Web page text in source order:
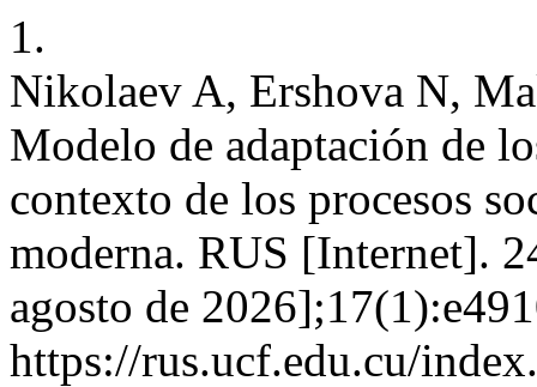
1.
Nikolaev A, Ershova N,
Modelo de adaptación de
contexto de los procesos
moderna. RUS [Internet].
agosto de
https://rus.ucf.edu.cu/